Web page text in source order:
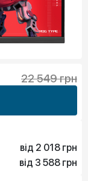
22 549 грн
від 2 018 грн
2 018 грн
від 3 588 грн